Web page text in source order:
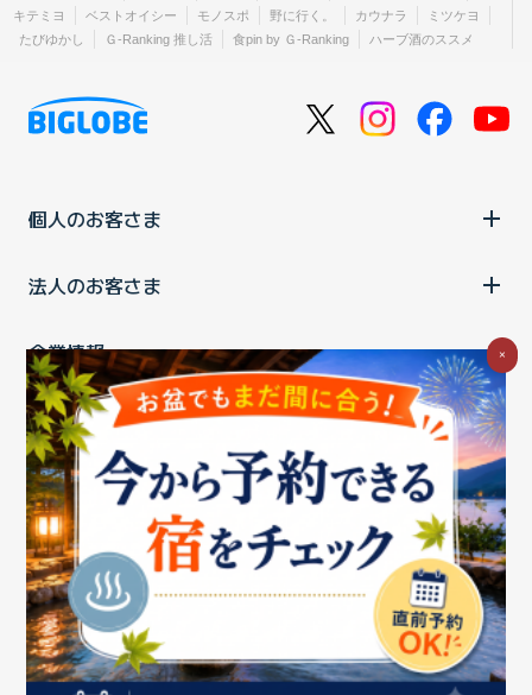
キテミヨ
ベストオイシー モノスポ 野に行く。 カウナラ
ミツケヨ
たびゆかし
Ｇ-Ranking 推し活 食pin by Ｇ-Ranking ハーブ酒のススメ
個人のお客さま
法人のお客さま
企業情報
ご利用中の方
お問い合わせ消費税の表示 ウェブアクセシビリティの取り組み
個人情報保護ポリシープライバシーポータル
Cookieポリシー
特定商取引法に基づく表記情報セキュリティ基本方針
商標についてBIGLOBEトップ
×